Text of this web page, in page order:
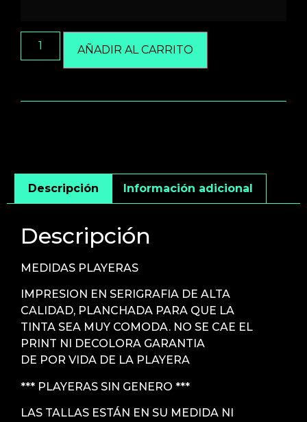
AÑADIR AL CARRITO
Descripción Información adicional
Descripción
MEDIDAS PLAYERAS
IMPRESION EN SERIGRAFIA DE ALTA
CALIDAD, PLANCHADA PARA QUE LA
TINTA SEA MUY COMODA. NO SE CAE EL
PRINT NI DECOLORA GARANTIA
DE POR VIDA DE LA PLAYERA
*** PLAYERAS SIN GENERO ***
LAS TALLAS ESTÁN EN SU MEDIDA NI